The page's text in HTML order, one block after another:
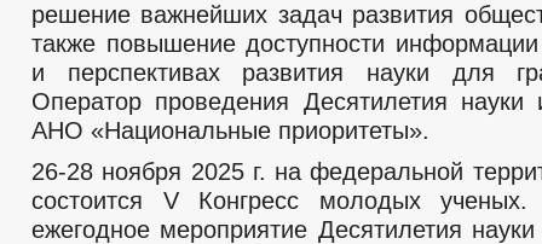
решение важнейших задач развития
также повышение доступности
и перспективах развития науки для
Оператор проведения Десятилетия науки
АНО «Национальные приоритеты».
26-28 ноября 2025 г. на федеральной
состоится V Конгресс молодых
ежегодное мероприятие Десятилетия